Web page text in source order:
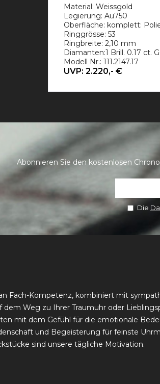
Material: Weissgold
Legierung: Au750
Oberfläche: komplett:
Ringgrösse: 53
Ringbreite: 2,10 mm
Diamanten:1 Brill. 0.17 ct.
Modell Nr.: 111.2147.17
UVP: 2.220,- €
Abonnieren Sie den kostenlosen
Die
Fach­-Kompetenz, kombiniert mit
dem Weg zu Ihrer Traumuhr oder
mit dem Gefühl für die emotionale
und Begeisterung für feinste
sind unsere tägliche Motivation.